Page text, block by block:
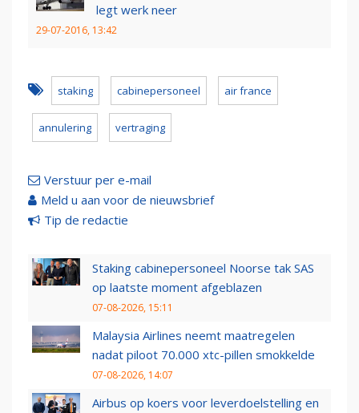
legt werk neer
29-07-2016, 13:42
staking cabinepersoneel air france
annulering vertraging
Verstuur per e-mail
Meld u aan voor de nieuwsbrief
Tip de redactie
Staking cabinepersoneel Noorse tak SAS
op laatste moment afgeblazen
07-08-2026, 15:11
Malaysia Airlines neemt maatregelen
nadat piloot 70.000 xtc-pillen smokkelde
07-08-2026, 14:07
Airbus op koers voor leverdoelstelling en